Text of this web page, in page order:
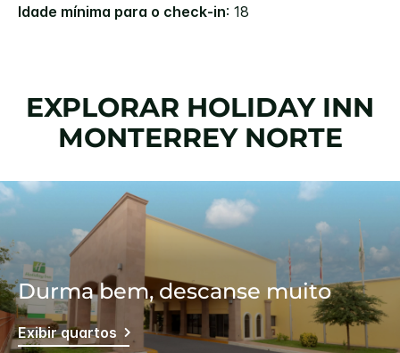
Idade mínima para o check-in: 18
EXPLORAR HOLIDAY INN
MONTERREY NORTE
Durma bem, descanse muito
Exibir quartos